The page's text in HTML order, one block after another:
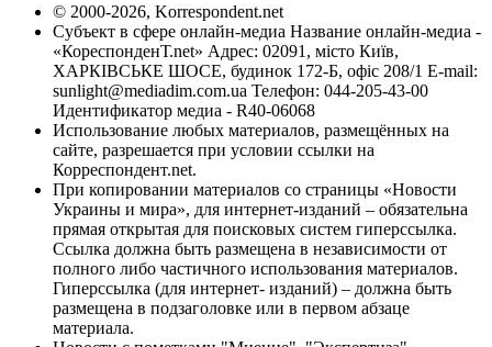
© 2000-2026, Korrespondent.net
Субъект в сфере онлайн-медиа Название онлайн-медиа -
«КореспонденТ.net» Адрес: 02091, місто Київ,
ХАРКІВСЬКЕ ШОСЕ, будинок 172-Б, офіс 208/1 E-mail:
sunlight@mediadim.com.ua Телефон: 044-205-43-00
Идентификатор медиа - R40-06068
Использование любых материалов, размещённых на
сайте, разрешается при условии ссылки на
Корреспондент.net.
При копировании материалов со страницы «Новости
Украины и мира», для интернет-изданий – обязательна
прямая открытая для поисковых систем гиперссылка.
Ссылка должна быть размещена в независимости от
полного либо частичного использования материалов.
Гиперссылка (для интернет- изданий) – должна быть
размещена в подзаголовке или в первом абзаце
материала.